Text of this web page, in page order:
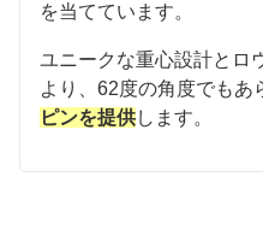
を当てています。
ユニークな重心設計とロ
より、62度の角度でもあ
ピンを提供します。